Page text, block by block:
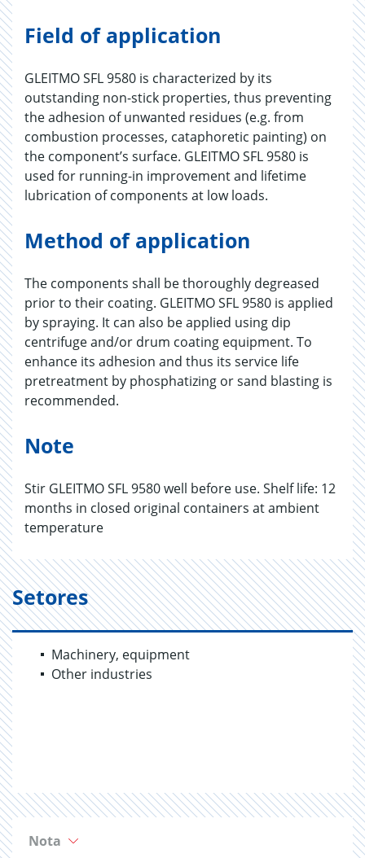
Field of application
GLEITMO SFL 9580 is characterized by its
outstanding non-stick properties, thus preventing
the adhesion of unwanted residues (e.g. from
combustion processes, cataphoretic painting) on
the component’s surface. GLEITMO SFL 9580 is
used for running-in improvement and lifetime
lubrication of components at low loads.
Method of application
The components shall be thoroughly degreased
prior to their coating. GLEITMO SFL 9580 is applied
by spraying. It can also be applied using dip
centrifuge and/or drum coating equipment. To
enhance its adhesion and thus its service life
pretreatment by phosphatizing or sand blasting is
recommended.
Note
Stir GLEITMO SFL 9580 well before use. Shelf life: 12
months in closed original containers at ambient
temperature
Setores
Machinery, equipment
Other industries
Nota